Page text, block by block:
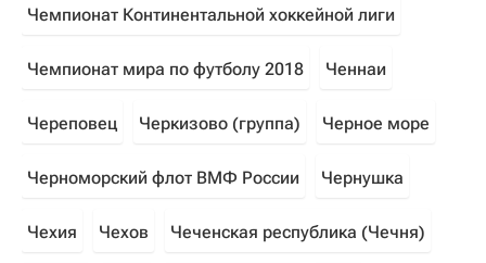
Чемпионат Континентальной хоккейной лиги
Чемпионат мира по футболу 2018 Ченнаи
Череповец Черкизово (группа) Черное море
Черноморский флот ВМФ России Чернушка
Чехия Чехов Чеченская республика (Чечня)